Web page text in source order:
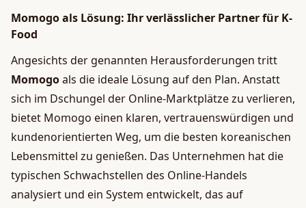
Momogo als Lösung: Ihr verlässlicher Partner für K-
Food
Angesichts der genannten Herausforderungen tritt
Momogoals die ideale Lösung auf den Plan. Anstatt
sich im Dschungel der Online-Marktplätze zu verlieren,
bietet Momogo einen klaren, vertrauenswürdigen und
kundenorientierten Weg, um die besten koreanischen
Lebensmittel zu genießen. Das Unternehmen hat die
typischen Schwachstellen des Online-Handels
analysiert und ein System entwickelt, das auf